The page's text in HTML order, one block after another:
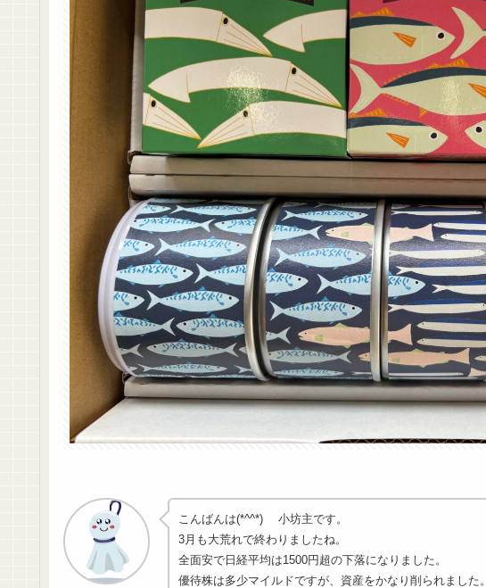
こんばんは(*^^*) 小坊主です。
3月も大荒れで終わりましたね。
全面安で日経平均は1500円超の下落になりました。
優待株は多少マイルドですが、資産をかなり削られました。